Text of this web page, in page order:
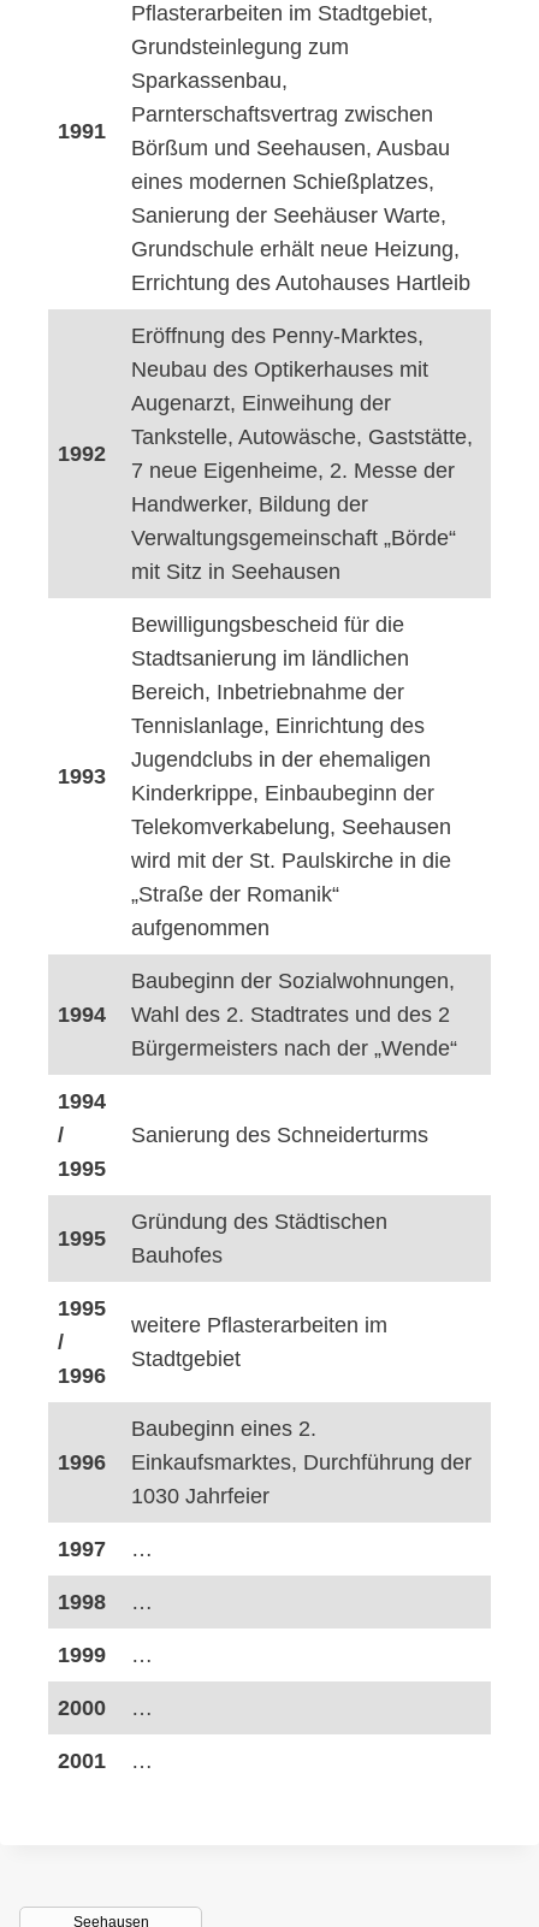
1991
Pflasterarbeiten im Stadtgebiet,
Grundsteinlegung zum
Sparkassenbau,
Parnterschaftsvertrag zwischen
Börßum und Seehausen, Ausbau
eines modernen Schießplatzes,
Sanierung der Seehäuser Warte,
Grundschule erhält neue Heizung,
Errichtung des Autohauses Hartleib
1992
Eröffnung des Penny-Marktes,
Neubau des Optikerhauses mit
Augenarzt, Einweihung der
Tankstelle, Autowäsche, Gaststätte,
7 neue Eigenheime, 2. Messe der
Handwerker, Bildung der
Verwaltungsgemeinschaft „Börde“
mit Sitz in Seehausen
1993
Bewilligungsbescheid für die
Stadtsanierung im ländlichen
Bereich, Inbetriebnahme der
Tennislanlage, Einrichtung des
Jugendclubs in der ehemaligen
Kinderkrippe, Einbaubeginn der
Telekomverkabelung, Seehausen
wird mit der St. Paulskirche in die
„Straße der Romanik“
aufgenommen
1994
Baubeginn der Sozialwohnungen,
Wahl des 2. Stadtrates und des 2
Bürgermeisters nach der „Wende“
1994
/
1995
Sanierung des Schneiderturms
1995
Gründung des Städtischen
Bauhofes
1995
/
1996
weitere Pflasterarbeiten im
Stadtgebiet
1996
Baubeginn eines 2.
Einkaufsmarktes, Durchführung der
1030 Jahrfeier
1997 …
1998 …
1999 …
2000 …
2001 …
Seehausen